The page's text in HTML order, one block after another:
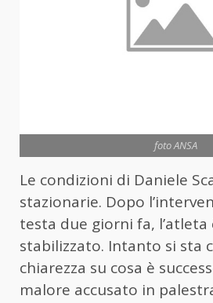
foto ANSA
Le condizioni di Daniele
stazionarie. Dopo
testa due giorni fa, l’atleta
stabilizzato. Intanto si sta
chiarezza su cosa è
malore accusato in